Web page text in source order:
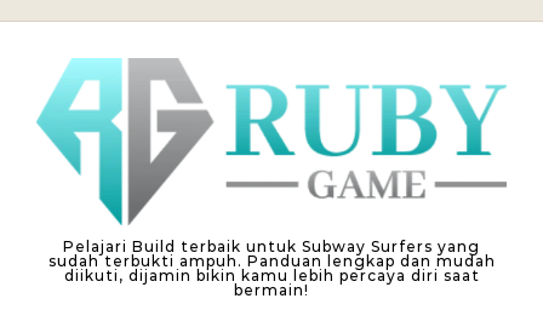
Pelajari Build terbaik untuk Subway Surfers yang
sudah terbukti ampuh. Panduan lengkap dan mudah
diikuti, dijamin bikin kamu lebih percaya diri saat
bermain!